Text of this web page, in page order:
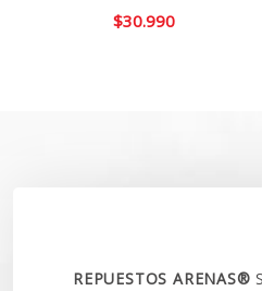
$30.990
REPUESTOS ARENAS®